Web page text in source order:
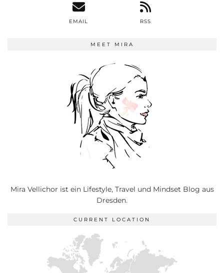
EMAIL RSS
MEET MIRA
Mira Vellichor ist ein Lifestyle, Travel und Mindset Blog aus
Dresden.
CURRENT LOCATION